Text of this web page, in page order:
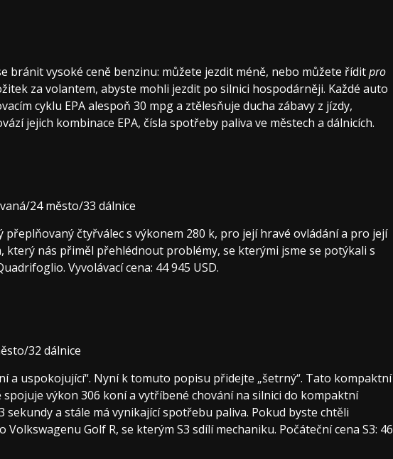
bránit vysoké ceně benzinu: můžete jezdit méně, nebo můžete říditpro
za volantem, abyste mohli jezdit po silnici hospodárněji. Každé auto
cyklu EPA alespoň 30 mpg a ztělesňuje ducha zábavy z jízdy,
jejich kombinace EPA, čísla spotřeby paliva ve městech a dálnicích.
24 město/33 dálnice
čtyřválec s výkonem 280 k, pro její hravé ovládání a pro její
který nás přiměl přehlédnout problémy, se kterými jsme se potýkali s
Vyvolávací cena: 44 945 USD.
32 dálnice
a uspokojující“. Nyní k tomuto popisu přidejte „šetrný“. Tato kompaktní
výkon 306 koní a vytříbené chování na silnici do kompaktní
sekundy a stále má vynikající spotřebu paliva. Pokud byste chtěli
Golf R, se kterým S3 sdílí mechaniku. Počáteční cena S3: 46